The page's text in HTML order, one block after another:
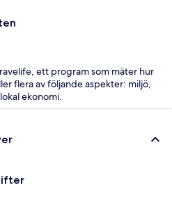
ett program som mäter hur
flera av följande aspekter: miljö,
ekonomi.